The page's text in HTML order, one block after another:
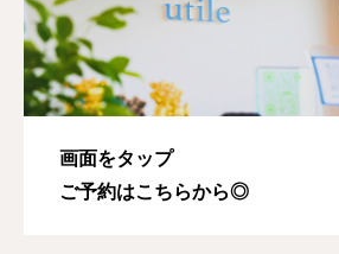
画面をタップ
ご予約はこちらから◎